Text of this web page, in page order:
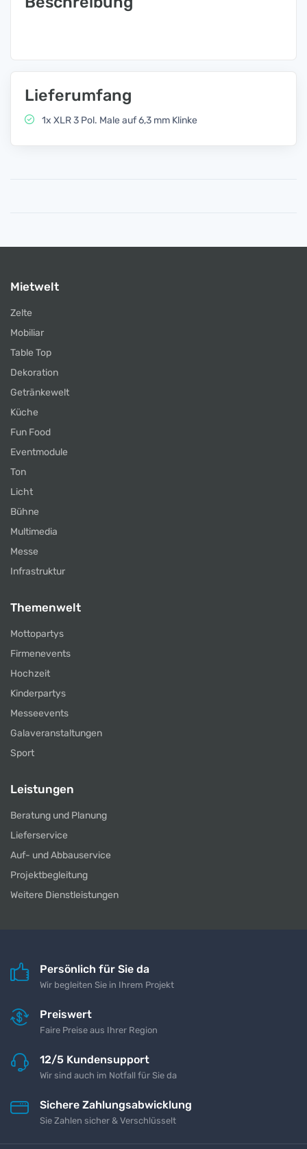
Lieferumfang
1x XLR 3 Pol. Male auf 6,3 mm Klinke
Mietwelt
Zelte
Mobiliar
Table Top
Dekoration
Getränkewelt
Küche
Fun Food
Eventmodule
Ton
Licht
Bühne
Multimedia
Messe
Infrastruktur
Themenwelt
Mottopartys
Firmenevents
Hochzeit
Kinderpartys
Messeevents
Galaveranstaltungen
Sport
Leistungen
Beratung und Planung
Lieferservice
Auf- und Abbauservice
Projektbegleitung
Weitere Dienstleistungen
Persönlich für Sie da
Wir begleiten Sie in Ihrem Projekt
Preiswert
Faire Preise aus Ihrer Region
12/5 Kundensupport
Wir sind auch im Notfall für Sie da
Sichere Zahlungsabwicklung
Sie Zahlen sicher & Verschlüsselt